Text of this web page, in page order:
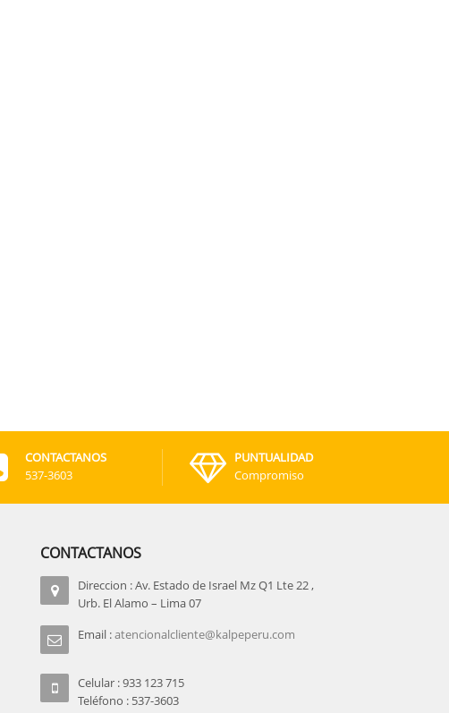
CONTACTANOS
537-3603
PUNTUALIDAD
Compromiso
CONTACTANOS
Direccion : Av. Estado de Israel Mz Q1 Lte 22 ,
Urb. El Alamo – Lima 07
Email :atencionalcliente@kalpeperu.com
Celular : 933 123 715
Teléfono : 537-3603